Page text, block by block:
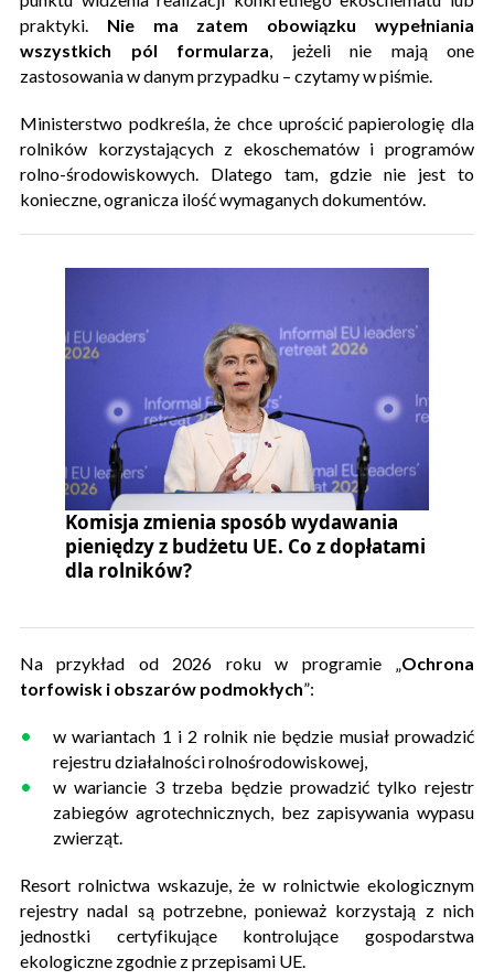
praktyki. Nie ma zatem obowiązku wypełniania
wszystkich pól formularza, jeżeli nie mają one
zastosowania w danym przypadku – czytamy w piśmie.
Ministerstwo podkreśla, że chce uprościć papierologię dla
rolników korzystających z ekoschematów i programów
rolno-środowiskowych. Dlatego tam, gdzie nie jest to
konieczne, ogranicza ilość wymaganych dokumentów.
Komisja zmienia sposób wydawania
pieniędzy z budżetu UE. Co z dopłatami
dla rolników?
Na przykład od 2026 roku w programie „ Ochrona
torfowisk i obszarów podmokłych”:
w wariantach 1 i 2 rolnik nie będzie musiał prowadzić
rejestru działalności rolnośrodowiskowej,
w wariancie 3 trzeba będzie prowadzić tylko rejestr
zabiegów agrotechnicznych, bez zapisywania wypasu
zwierząt.
Resort rolnictwa wskazuje, że w rolnictwie ekologicznym
rejestry nadal są potrzebne, ponieważ korzystają z nich
jednostki certyfikujące kontrolujące gospodarstwa
ekologiczne zgodnie z przepisami UE.